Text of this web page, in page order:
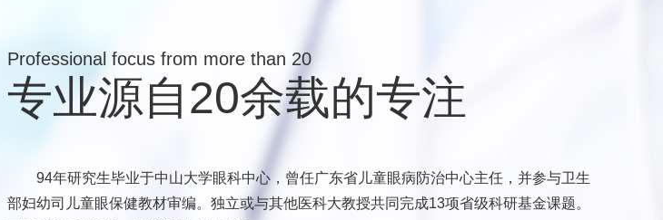
Professional focus from more than 20
专业源自20余载的专注
94年研究生毕业于中山大学眼科中心，曾任广东省儿童眼病防治中心主任，并参与卫生
部妇幼司儿童眼保健教材审编。独立或与其他医科大教授共同完成13项省级科研基金课题。